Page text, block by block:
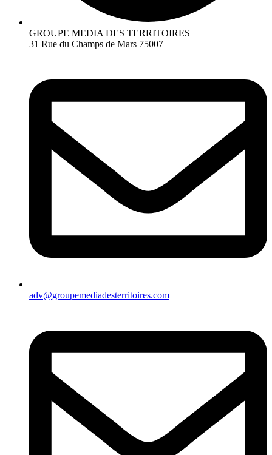
GROUPE MEDIA DES TERRITOIRES
31 Rue du Champs de Mars 75007
adv@groupemediadesterritoires.com